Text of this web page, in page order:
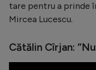
Intră în
tare pentru a prinde
Mircea Lucescu.
Cătălin Cîrjan: